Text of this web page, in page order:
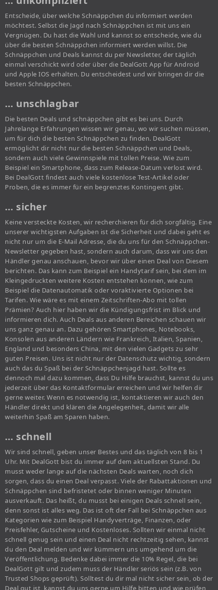
Entscheide, über welche Schnäppchen du informiert werden
möchtest. Selbst die Jagd nach Schnäppchen ist mit uns ein
Vergnügen. Du hast die Wahl und kannst so entscheide, wie du
über die besten Schnäppchen informiert werden willst. Die
Schnäppchen und Deals kannst du per Newsletter, der täglich
einmal verschickt wird oder über die DealGott App für Android
und Apple IOS erhalten. Du entscheidest und wir bringen dir die
besten Schnäppchen.
… unschlagbar
Die besten Deals und schnäppchen gibt es bei uns. Durch
Jahrelange Erfahrungen wissen wir genau, wo wir suchen müssen,
um für dich die besten Schnäppchen zu finden. DealGott
ermöglicht dir nicht nur die besten Schnäppchen und Deals,
sondern auch viele Gewinnspiele mit tollen Preise. Wie zum
Beispiel ein Smartphone, dass zum Release-Datum verlost wird.
Bei DealGott findest auch viele kostenlose Test-Artikel oder
Proben, die es immer für ein begrenztes Kontingent gibt.
… sicher
Keine versteckte Kosten, wir recherchieren für dich sorgfältig. Eine
unserer wichtigsten Aufgaben ist die Sicherheit und dabei geht es
nicht nur um die E-Mail Adresse, die du uns für den Schnäppchen-
Newsletter gegeben hast, sondern auch darum, dass wir uns den
Händler genau anschauen, bevor wir über einen Deal von Diesem
berichten. Das kann zum Beispiel ein Handytarif sein, bei dem im
Kleingedruckten weitere Kosten entstehen können, wie zum
Beispiel die Datenautomatik oder voraktivierte Optionen bei
Tarifen. Wie wäre es mit einem Zeitschriften-Abo mit tollen
Prämien? Auch hier haben wir die Kündigungsfrist im Blick und
informieren dich. Auch Deals aus anderen Bereichen schauen wir
uns ganz genau an. Dazu gehören Smartphones, Notebooks,
Konsolen aus anderen Ländern wie Frankreich, Italien, Spanien,
England und besonders China, mit den vielen Gadgets zu sehr
guten Preisen. Uns ist nicht nur der Datenschutz wichtig, sondern
auch das du Spaß bei der Schnäppchenjagd hast. Sollte es
dennoch mal dazu kommen, dass Du Hilfe brauchst, kannst du uns
jederzeit über das Kontaktformular erreichen und wir helfen dir
gerne weiter. Wenn es notwendig ist, kontaktieren wir auch den
Händler direkt und klären die Angelegenheit, damit wir alle
weiterhin Spaß am Sparen haben.
… schnell
Wir sind schnell, geben unser Bestes und das täglich von 8 bis 1
Uhr. Mit DealGott bist du immer auf dem aktuellsten Stand. Du
musst weder lange auf die nächsten Deals warten, noch dich
sorgen, dass du einen Deal verpasst. Viele der Rabattaktionen und
Schnäppchen sind befristetet oder binnen weniger Minuten
ausverkauft. Das heißt, du musst bei einigen Deals schnell sein,
denn sonst ist alles weg. Das ist oft der Fall bei Schnäppchen aus
Kategorien wie zum Beispiel Handyverträge, Finanzen, oder
Preisfehler, Gutscheine und Kostenloses. Sollten wir einmal nicht
schnell genug sein und einen Deal nicht rechtzeitig sehen, kannst
du den Deal melden und wir kümmern uns umgehend um die
Veröffentlichung. Bedenke dabei immer die 10% Regel, die bei
DealGott gilt und zudem muss der Händler seriös sein (z.B. von
Trusted Shops geprüft). Solltest du dir mal nicht sicher sein, ob der
Deal gut ist, kannst du uns gerne um Hilfe bitten und wie prüfen